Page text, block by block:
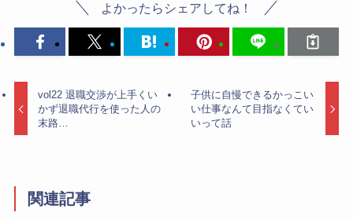
よかったらシェアしてね！
vol22 退職交渉が上手くい
かず退職代行を使った人の
末路…
子供に自慢できるかっこい
い仕事なんて目指なくてい
いって話
関連記事